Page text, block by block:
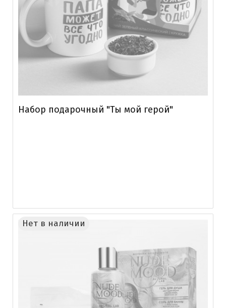
Набор подарочный "Ты мой герой"
Нет в наличии